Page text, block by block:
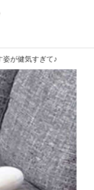
姿が健気すぎて♪